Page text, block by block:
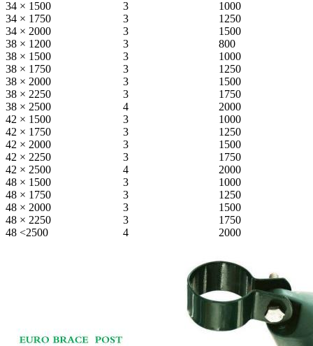
34 × 1500 3
1000
34 × 1750
3
1250
34 × 2000
3
1500
38 × 1200
3
800
38 × 1500
3
1000
38 × 1750
3
1250
38 × 2000
3
1500
38 × 2250
3
1750
38 × 2500
4
2000
42 × 1500
3
1000
42 × 1750
3
1250
42 × 2000
3
1500
42 × 2250
3
1750
42 × 2500
4
2000
48 × 1500
3
1000
48 × 1750
3
1250
48 × 2000
3
1500
48 × 2250
3
1750
48 <2500
4 2000